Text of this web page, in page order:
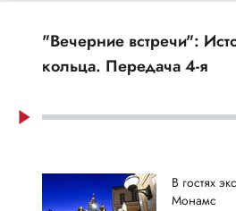
"Вечерние встречи":
кольца. Передача 4-я
В гостях
Монамс